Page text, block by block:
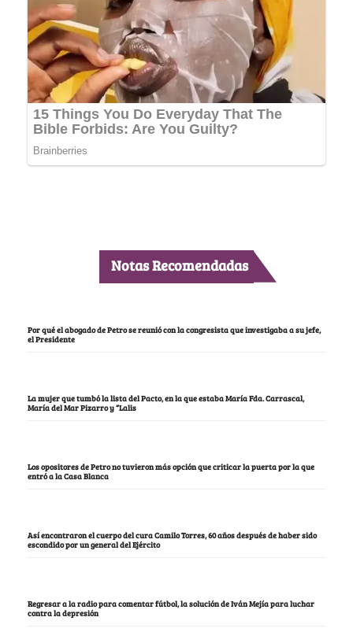
Notas Recomendadas
Por qué el abogado de Petro se reunió con la congresista que investigaba a su jefe,
el Presidente
La mujer que tumbó la lista del Pacto, en la que estaba María Fda. Carrascal,
María del Mar Pizarro y “Lalis
Los opositores de Petro no tuvieron más opción que criticar la puerta por la que
entró a la Casa Blanca
Así encontraron el cuerpo del cura Camilo Torres, 60 años después de haber sido
escondido por un general del Ejército
Regresar a la radio para comentar fútbol, la solución de Iván Mejía para luchar
contra la depresión